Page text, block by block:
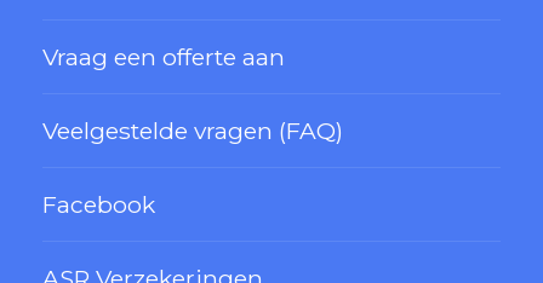
Vraag een offerte aan
Veelgestelde vragen (FAQ)
Facebook